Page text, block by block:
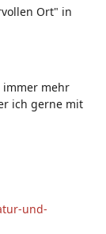
Ort" in
immer mehr
ich gerne mit
und-